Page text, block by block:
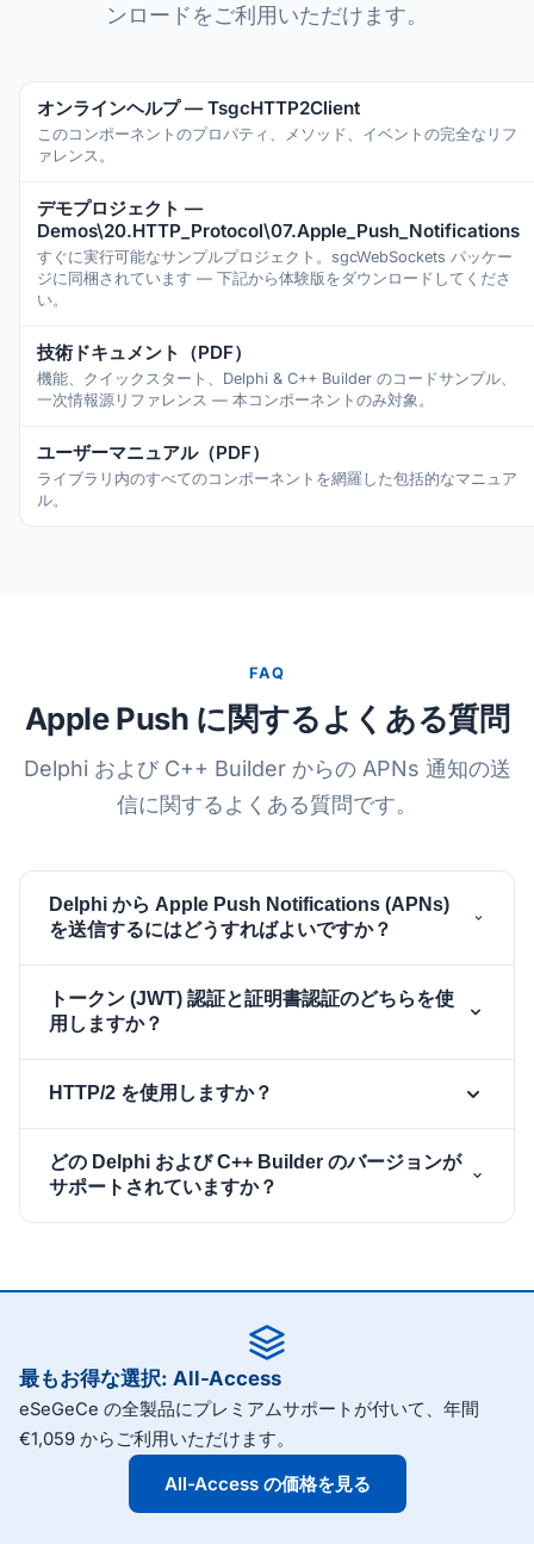
ンロードをご利用いただけます。
オンラインヘルプ — TsgcHTTP2Client
このコンポーネントのプロパティ、メソッド、イベントの完全なリフ
ァレンス。
デモプロジェクト —
Demos\20.HTTP_Protocol\07.Apple_Push_Notifications
すぐに実行可能なサンプルプロジェクト。sgcWebSockets パッケー
ジに同梱されています — 下記から体験版をダウンロードしてくださ
い。
技術ドキュメント（PDF）
機能、クイックスタート、Delphi & C++ Builder のコードサンプル、
一次情報源リファレンス — 本コンポーネントのみ対象。
ユーザーマニュアル（PDF）
ライブラリ内のすべてのコンポーネントを網羅した包括的なマニュア
ル。
FAQ
Apple Push に関するよくある質問
Delphi および C++ Builder からの APNs 通知の送
信に関するよくある質問です。
Delphi から Apple Push Notifications (APNs)
を送信するにはどうすればよいですか？
TsgcHTTP_JWT_Client（ES256 トークン生成）を
ペアにします。JWT クライアントに APNs のキー
HTTP2.Authentication.Token.JWT
て、apns-topicヘッダーを設定し、JSON ペイロー
ドを
https://api.push.apple.com/3/device/<token>
に POST します。
トークン (JWT) 認証と証明書認証のどちらを使
用しますか？
TsgcHTTP_JWT_Client が Apple の AuthKey_*.p8
キーから ES256 JWT を生成し、自動的に更新します
（Apple は 1 時間以内のローテーションを期待しま
す）。レガシーな証明書認証では、
TLSOptions.CertFileとPasswordを設定し、
で、TLS ハンドシェイクが接続を認証します。
HTTP/2 を使用しますか？
ロトコルに代わる APNs HTTP/2 API を扱います。単
一の TLS 接続で、HTTP/2 ストリームを介して毎分数
す。TLS は Windows SChannel（iohSChannel）ま
iohOpenSSL
どの Delphi および C++ Builder のバージョンが
サポートされていますか？
を、Windows、macOS、Linux、iOS、Android でサ
ポートします。無料体験版をダウンロードして、ご自
身のプロジェクトに Apple Push Notifications を統合
してください。
最もお得な選択: All-Access
eSeGeCe の全製品にプレミアムサポートが付いて、年間
€1,059 からご利用いただけます。
All-Access の価格を見る